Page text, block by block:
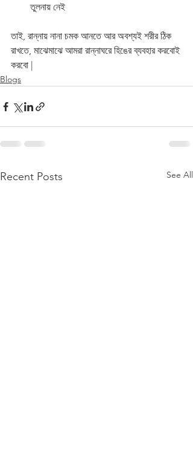
তুলনায় নেই
তাই, রান্নায় নানা চমক আনতে আর অবশ্যই শরীর ঠিক
রাখতে, মাঝেমাঝে আমরা রান্নাঘরে হিঙের ব্যবহার করবোই
করবো |
Blogs
Recent Posts See All